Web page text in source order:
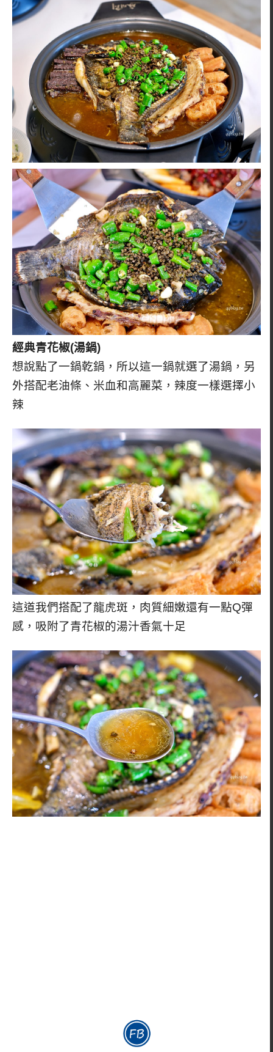
經典青花椒(湯鍋)
想說點了一鍋乾鍋，所以這一鍋就選了湯鍋，另
外搭配老油條、米血和高麗菜，辣度一樣選擇小
辣
這道我們搭配了龍虎斑，肉質細嫩還有一點Q彈
感，吸附了青花椒的湯汁香氣十足